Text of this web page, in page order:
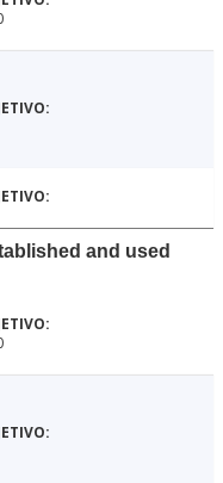
and used